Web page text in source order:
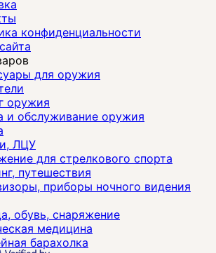
конфиденциальности
для оружия
оружия
и обслуживание оружия
ЛЦУ
для стрелкового спорта
путешествия
приборы ночного видения
обувь, снаряжение
медицина
барахолка